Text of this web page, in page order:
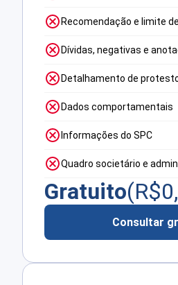
Recomendação e limite
Dívidas, negativas e
Detalhamento de
Dados comportamentais
Informações do SPC
Quadro societário e
Gratuito(R$
Consultar